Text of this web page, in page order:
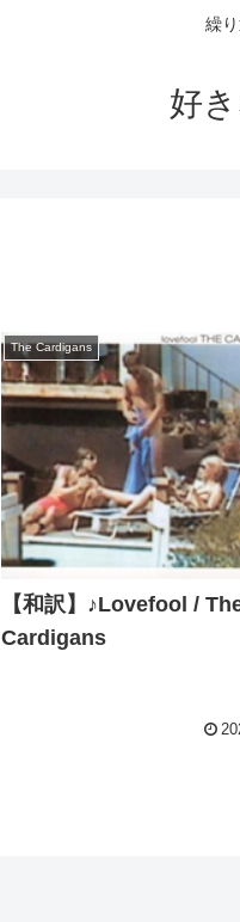
繰
好
The Cardigans
【和訳】♪Lovefool /
Cardigans